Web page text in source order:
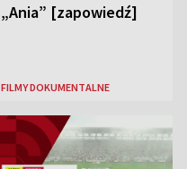
„Ania” [zapowiedź]
FILMY DOKUMENTALNE